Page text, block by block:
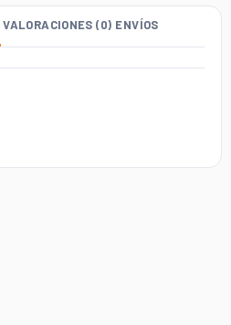
VALORACIONES (0) ENVÍOS